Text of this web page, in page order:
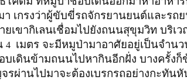
เกรงว่าผู้ขับขี่รถจักรยานยนต์และรถ
ยเขากิเลนเชื่อมไปยังถนนสุขุมวิท บริเ
4 เมตร จะมีหมูป่ามาอาศัยอยู่เป็นจำน
เดินข้ามถนนไปหากินอีกฝั่ง บางครั้งก็
รผ่านไปมาจะต้องเบรกรถอย่างกะทัน